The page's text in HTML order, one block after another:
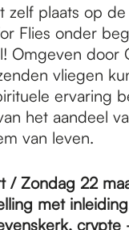
zelf plaats op
Flies onder
Omgeven door
vliegen
ervaring
het aandeel
van leven.
/ Zondag 22
met
crypte